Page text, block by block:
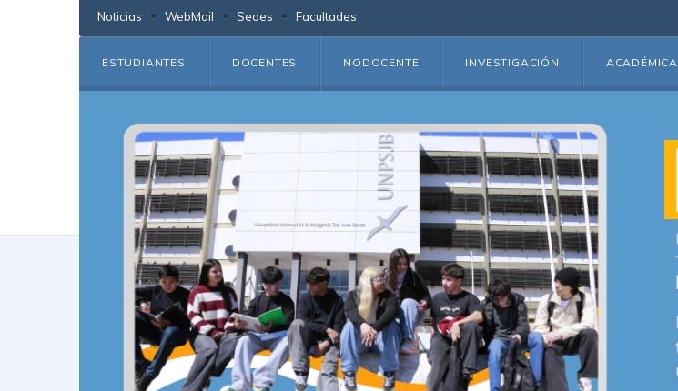
Noticias WebMail Sedes Facultades
ESTUDIANTES DOCENTES NODOCENTE INVESTIGACIÓN ACADÉMICA